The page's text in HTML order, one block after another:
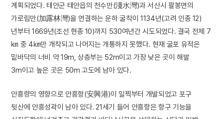
계획되었다. 태안군 태안읍의 천수만(淺水灣)과 서산시 팔봉면의
가로림만(加露林灣)을 연결하는 운하 굴착이 1134년(고려 인종 12)
년부터 1669년(조선 현종 10)까지 530여년간 시도되었다. 결국 전체 7
㎞ 중 4㎞만 개착되고 나머지는 개통하지 못했다. 현재 굴포 유적은
밑바닥의 너비 약 19m, 상층부는 52m이고 가장 낮은 곳이 해발
3m이고 높은 곳은 50m 고도에 남아 있다.
안흥량의 영향으로 안흥항(安興港)이 일찍부터 개발되었고 포구
뒷산에 안흥성곽이 남아 있다. 21세기 들어 안흥항은 항구 기능을